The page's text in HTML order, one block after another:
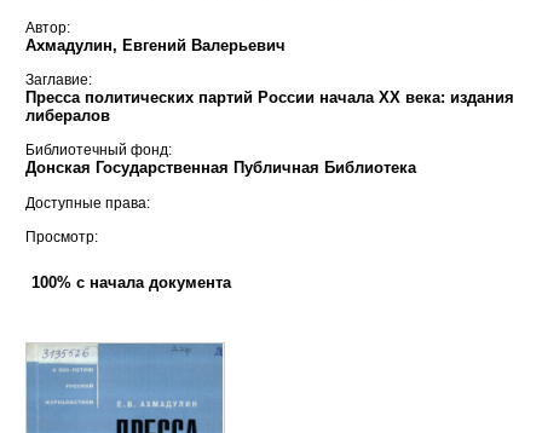
Автор:
Ахмадулин, Евгений Валерьевич
Заглавие:
Пресса политических партий России начала XX века: издания
либералов
Библиотечный фонд:
Донская Государственная Публичная Библиотека
Доступные права:
Просмотр:
100% с начала документа